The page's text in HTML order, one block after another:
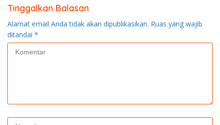
Tinggalkan Balasan
Alamat email Anda tidak akan dipublikasikan. Ruas yang wajib
ditandai *